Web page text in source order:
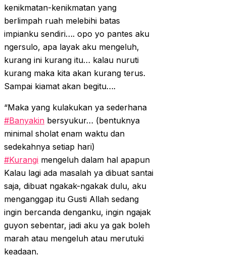
kenikmatan-kenikmatan yang
berlimpah ruah melebihi batas
impianku sendiri…. opo yo pantes aku
ngersulo, apa layak aku mengeluh,
kurang ini kurang itu… kalau nuruti
kurang maka kita akan kurang terus.
Sampai kiamat akan begitu….
“Maka yang kulakukan ya sederhana
‪#‎Banyakin‬ bersyukur… (bentuknya
minimal sholat enam waktu dan
sedekahnya setiap hari)
‪#‎Kurangi‬ mengeluh dalam hal apapun
Kalau lagi ada masalah ya dibuat santai
saja, dibuat ngakak-ngakak dulu, aku
menganggap itu Gusti Allah sedang
ingin bercanda denganku, ingin ngajak
guyon sebentar, jadi aku ya gak boleh
marah atau mengeluh atau merutuki
keadaan.